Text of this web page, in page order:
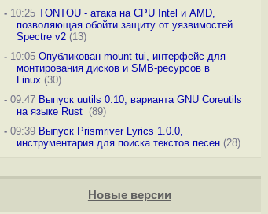
-10:25 TONTOU - атака на CPU Intel и AMD,
позволяющая обойти защиту от уязвимостей
Spectre v2(13)
-10:05 Опубликован mount-tui, интерфейс для
монтирования дисков и SMB-ресурсов в
Linux (30)
-09:47 Выпуск uutils 0.10, варианта GNU Coreutils
на языке Rust (89)
-09:39 Выпуск Prismriver Lyrics 1.0.0,
инструментария для поиска текстов песен(28)
Новые версии